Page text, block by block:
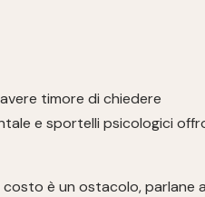
timore di chiedere
e sportelli psicologici
è un ostacolo, parlane